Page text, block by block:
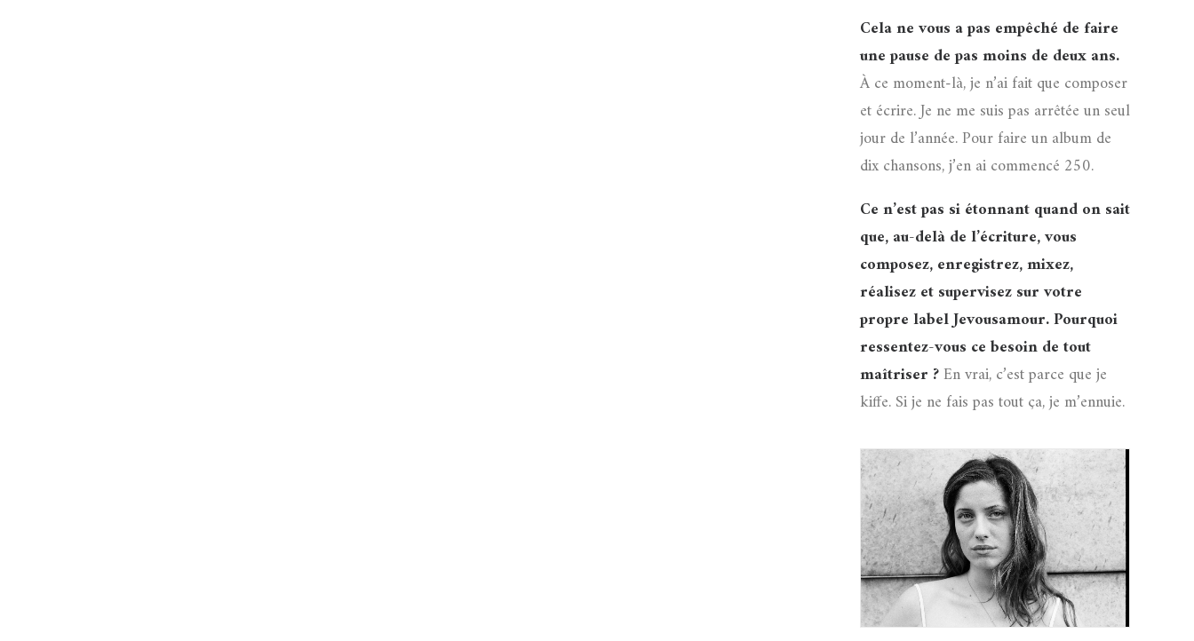
Cela ne vous a pas empêché de faire
une pause de pas moins de deux ans.
À ce moment-là, je n’ai fait que composer
et écrire. Je ne me suis pas arrêtée un seul
jour de l’année. Pour faire un album de
dix chansons, j’en ai commencé 250.
Ce n’est pas si étonnant quand on sait
que, au-delà de l’écriture, vous
composez, enregistrez, mixez,
réalisez et supervisez sur votre
propre label Jevousamour. Pourquoi
ressentez-vous ce besoin de tout
maîtriser ?En vrai, c’est parce que je
kiffe. Si je ne fais pas tout ça, je m’ennuie.